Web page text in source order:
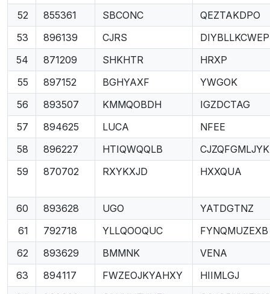
52
855361 SBCONC
QEZTAKDPO
53
896139 CJRS
54
871209 SHKHTR
HRXP
55
897152 BGHYAXF
YWGOK
56
893507 KMMQOBDH
IGZDCTAG
57
894625 LUCA
NFEE
58
896227 HTIQWQQLB
CJZQFGMLJYK
59
870702 RXYKXJD HXXQUA
60 893628 UGO
YATDGTNZ
61
792718 YLLQOOQUC
FYNQMUZEXB
62
893629 BMMNK
VENA
63
894117 FWZEOJKYAHXY
HIIMLGJ